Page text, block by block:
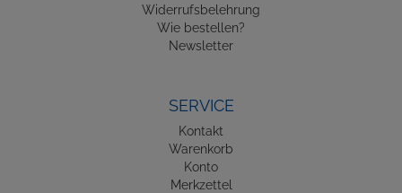
Widerrufsbelehrung
Wie bestellen?
Newsletter
SERVICE
Kontakt
Warenkorb
Konto
Merkzettel